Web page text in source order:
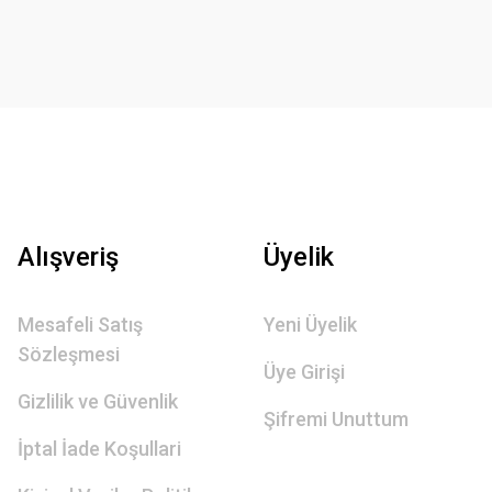
Alışveriş
Mesafeli Satış
Sözleşmesi
Gizlilik ve Güvenlik
İptal İade Koşullari
Üyelik
Yeni Üyelik
Üye Girişi
Şifremi Unuttum